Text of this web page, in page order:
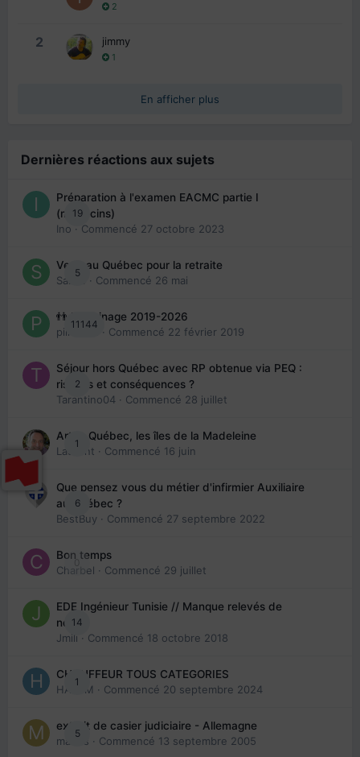
2
2 jimmy
1
En afficher plus
Dernières réactions aux sujets
19
Préparation à l'examen EACMC partie I
(médecins)
Ino · Commencé 27 octobre 2023
5
Venir au Québec pour la retraite
Sab74
· Commencé 26 mai
11144
👬 Parrainage 2019-2026
piinoush · Commencé 22 février 2019
2
Séjour hors Québec avec RP obtenue via PEQ :
risques et conséquences ?
Tarantino04 · Commencé 28 juillet
1
Arte : Québec, les îles de la Madeleine
Laurent · Commencé 16 juin
6
Que pensez vous du métier d'infirmier Auxiliaire
au Québec ?
BestBuy · Commencé 27 septembre 2022
0
Bon temps
Charbel · Commencé 29 juillet
14
EDE Ingénieur Tunisie // Manque relevés de
note
Jmili · Commencé 18 octobre 2018
1
CHAUFFEUR TOUS CATEGORIES
HAZEM · Commencé 20 septembre 2024
5
extrait de casier judiciaire - Allemagne
maries · Commencé 13 septembre 2005